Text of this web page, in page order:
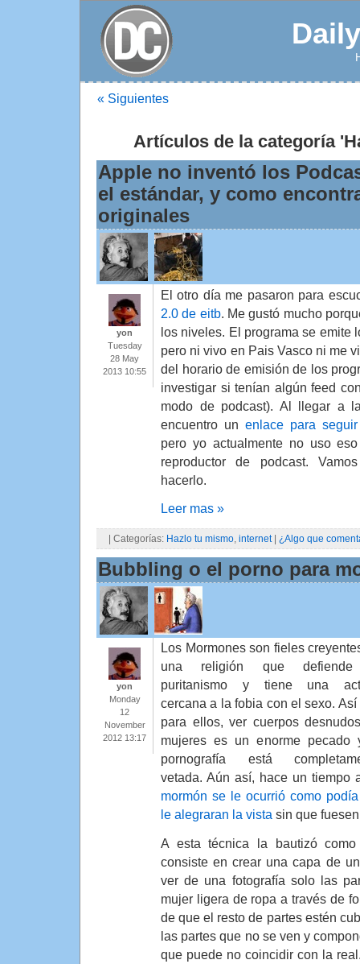
« Siguientes
Artículos de la categoría
Apple no inventó los
el estándar, y como
originales
yon
Tuesday
28 May
2013 10:55
El otro día me pasaron para
2.0 de eitb. Me gustó mucho
los niveles. El programa se emite
pero ni vivo en Pais Vasco ni me
del horario de emisión de los
investigar si tenían algún feed
modo de podcast). Al llegar a
encuentro un enlace para
pero yo actualmente no uso
reproductor de podcast.
hacerlo.
Leer mas »
| Categorías: Hazlo tu mismo internet| ¿Algo que
Bubbling o el porno para
yon
Monday
12
November
2012 13:17
Los Mormones son fieles
una religión que
puritanismo y tiene una
cercana a la fobia con el sexo. Así
para ellos, ver cuerpos
mujeres es un enorme pecado
pornografía está
vetada. Aún así, hace un tiempo
mormón se le ocurrió como
le alegraran la vista sin que
A esta técnica la bautizó como
consiste en crear una capa de
ver de una fotografía solo las
mujer ligera de ropa a través de
de que el resto de partes estén
las partes que no se ven y
que puede no coincidir con la